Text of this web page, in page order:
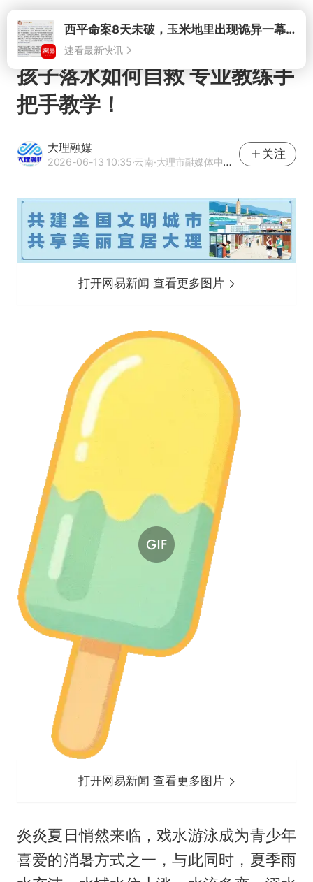
打开
孩子落水如何自救 专业教练手
把手教学！
大理融媒
2026-06-13 10:35·云南·大理市融媒体中心官方网易号
关注
打开网易新闻 查看更多图片
打开网易新闻 查看更多图片
炎炎夏日悄然来临，戏水游泳成为青少年
喜爱的消暑方式之一，与此同时，夏季雨